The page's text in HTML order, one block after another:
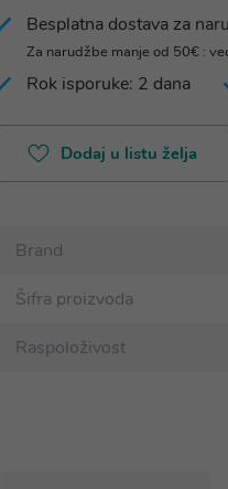
Besplatna dostava za
Za narudžbe manje od 50€ :
Rok isporuke: 2 dana
Dodaj u listu želja
Brand
Šifra proizvoda
Raspoloživost